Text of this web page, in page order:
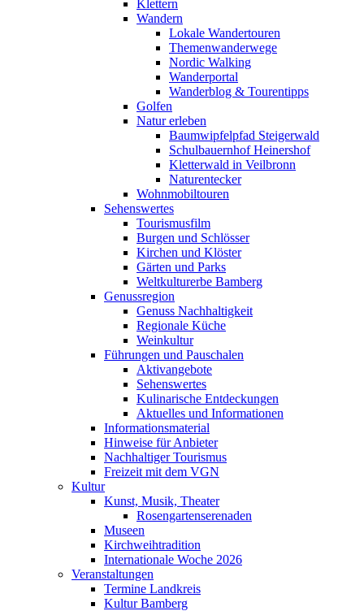
Klettern
Wandern
Lokale Wandertouren
Themenwanderwege
Nordic Walking
Wanderportal
Wanderblog & Tourentipps
Golfen
Natur erleben
Baumwipfelpfad Steigerwald
Schulbauernhof Heinershof
Kletterwald in Veilbronn
Naturentecker
Wohnmobiltouren
Sehenswertes
Tourismusfilm
Burgen und Schlösser
Kirchen und Klöster
Gärten und Parks
Weltkulturerbe Bamberg
Genussregion
Genuss Nachhaltigkeit
Regionale Küche
Weinkultur
Führungen und Pauschalen
Aktivangebote
Sehenswertes
Kulinarische Entdeckungen
Aktuelles und Informationen
Informationsmaterial
Hinweise für Anbieter
Nachhaltiger Tourismus
Freizeit mit dem VGN
Kultur
Kunst, Musik, Theater
Rosengartenserenaden
Museen
Kirchweihtradition
Internationale Woche 2026
Veranstaltungen
Termine Landkreis
Kultur Bamberg